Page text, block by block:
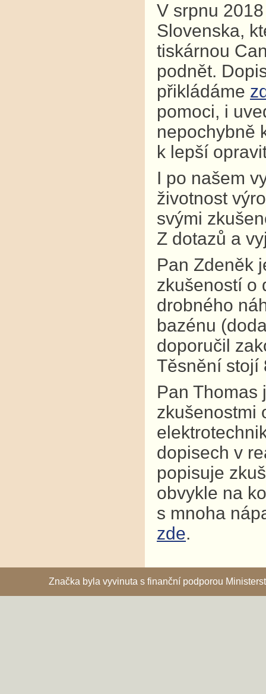
V srpnu
Slovenska,
tiskárnou
podnět.
přikládáme
pomoci, i
nepochybně
k lepší
I po našem
životnost
svými
Z dotazů a
Pan Zdeněk
zkušeností o
drobného
bazénu
doporučil
Těsnění stojí
Pan Thomas
zkušenostmi
dopisech v
popisuje
obvykle na
s mnoha
zde.
Značka byla vyvinuta s finanční podporou